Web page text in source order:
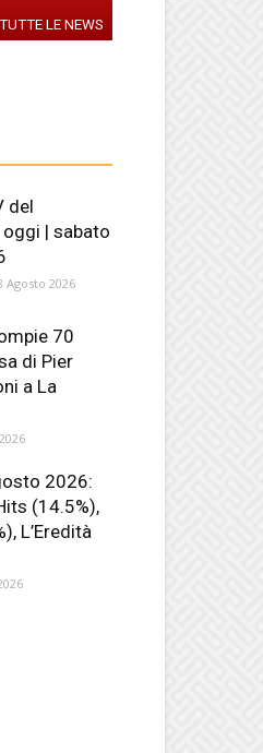
TUTTE LE NEWS
del
| sabato
Agosto 2026
70
di Pier
a La
2026:
(14.5%),
L’Eredità